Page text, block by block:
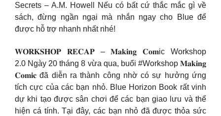
Secrets – A.M. Howell Nếu có bất cứ thắc mắc gì về
sách, đừng ngần ngại mà nhắn ngay cho Blue để
được hỗ trợ nhanh nhất nhé!
𝐖𝐎𝐑𝐊𝐒𝐇𝐎𝐏 𝐑𝐄𝐂𝐀𝐏 – 𝐌𝐚𝐤𝐢𝐧𝐠 𝐂𝐨𝐦ic Workshop
2.0 Ngày 20 tháng 8 vừa qua, buổi #Workshop 𝐌𝐚𝐤𝐢𝐧𝐠
𝐂𝐨𝐦𝐢𝐜 đã diễn ra thành công nhờ có sự hưởng ứng
tích cực của các bạn nhỏ. Blue Horizon Book rất vinh
dự khi tạo được sân chơi để các bạn giao lưu và thể
hiện cá tính. Tại đây, các bạn nhỏ đã được thỏa sức